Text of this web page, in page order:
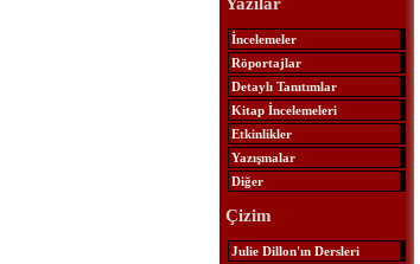
Yazılar
İncelemeler
Röportajlar
Detaylı Tanıtımlar
Kitap İncelemeleri
Etkinlikler
Yazışmalar
Diğer
Çizim
Julie Dillon'ın Dersleri